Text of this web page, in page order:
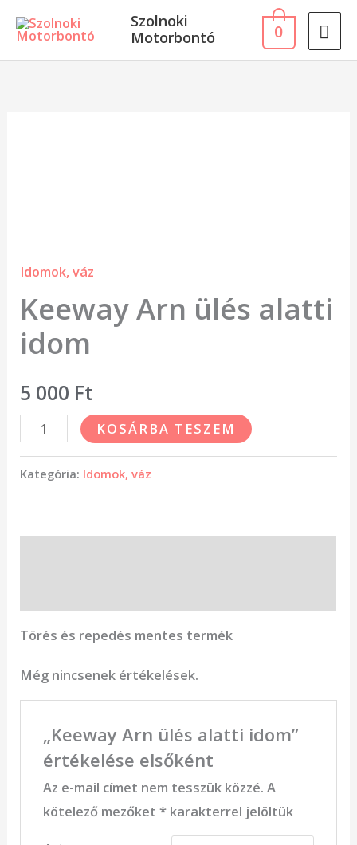
content
Szolnoki
Motorbontó
0
Idomok, váz
Keeway Arn ülés alatti
idom
5 000 Ft
KOSÁRBA TESZEM
Kategória: Idomok, váz
Törés és repedés mentes termék
Még nincsenek értékelések.
„Keeway Arn ülés alatti idom”
értékelése elsőként
Az e-mail címet nem tesszük közzé. A
kötelező mezőket *karakterrel jelöltük